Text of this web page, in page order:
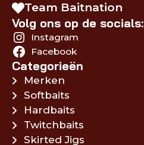
Team Baitnation
Volg ons op de socials:
Instagram
Facebook
Categorieën
Merken
Softbaits
Hardbaits
Twitchbaits
Skirted Jigs